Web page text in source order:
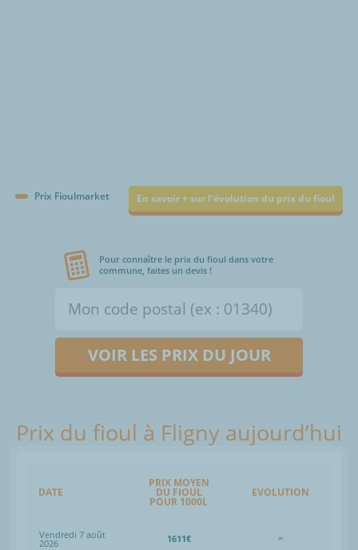
Prix Fioulmarket En savoir + sur l'évolution du prix du fioul
Pour connaître le prix du fioul dans votre
commune, faites un devis !
VOIR LES PRIX DU JOUR
Prix du fioul à Fligny aujourd’hui
DATE
PRIX MOYEN
DU FIOUL
POUR 1000L
EVOLUTION
Vendredi 7 août
2026 1611€ =